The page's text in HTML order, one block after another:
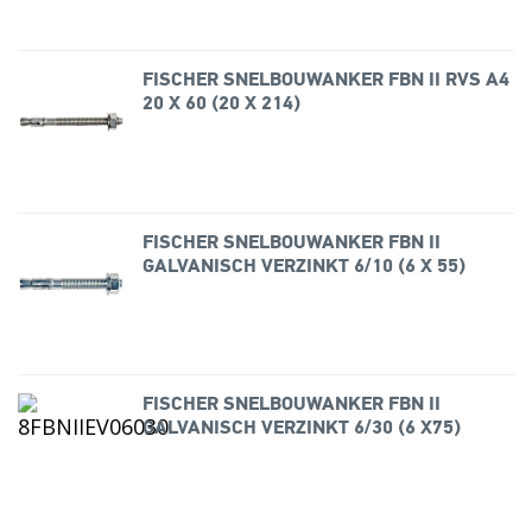
FISCHER SNELBOUWANKER FBN II RVS A4
20 X 60 (20 X 214)
FISCHER SNELBOUWANKER FBN II
GALVANISCH VERZINKT 6/10 (6 X 55)
FISCHER SNELBOUWANKER FBN II
GALVANISCH VERZINKT 6/30 (6 X75)